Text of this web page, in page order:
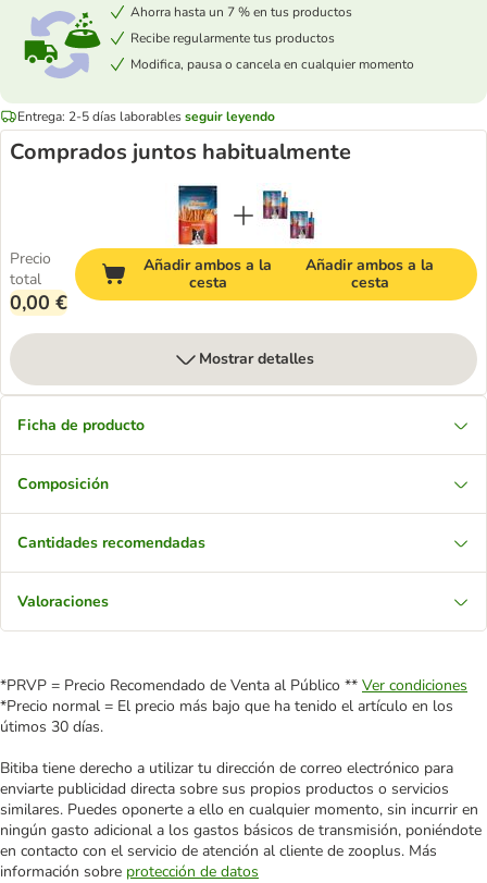
Ahorra hasta un 7 % en tus productos
Recibe regularmente tus productos
Modifica, pausa o cancela en cualquier momento
Entrega: 2-5 días laborablesseguir leyendo
Comprados juntos habitualmente
Precio
total
0,00 €
Añadir ambos a la
cesta
Añadir ambos a la
cesta
Mostrar detalles
Ficha de producto
Composición
Cantidades recomendadas
Valoraciones
*PRVP = Precio Recomendado de Venta al Público ** Ver condiciones
*Precio normal = El precio más bajo que ha tenido el artículo en los
útimos 30 días.
Bitiba tiene derecho a utilizar tu dirección de correo electrónico para
enviarte publicidad directa sobre sus propios productos o servicios
similares. Puedes oponerte a ello en cualquier momento, sin incurrir en
ningún gasto adicional a los gastos básicos de transmisión, poniéndote
en contacto con el servicio de atención al cliente de zooplus. Más
información sobre protección de datos